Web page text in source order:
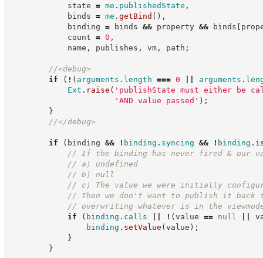
state = me . publishedState ,
binds = me . getBind ( ) ,
binding = binds && property && binds [
count = 0 ,
name , publishes , vm, path ;
//<debug>
if
( ! ( arguments . length === 0 arguments .
Ext . raise ( ' publishState must either be
' AND value passed ' ) ;
}
//</debug>
if ( binding && ! binding . syncing && ! binding .
// If the binding has never fired & our
// a) undefined
// b) null
// c) The value we were initially
// Then we don't want to publish it back
// overwriting whatever is in the
if
( binding . calls ! (value == null
binding . setValue (value ) ;
}
}